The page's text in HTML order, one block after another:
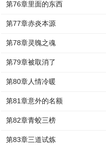
第76章里面的东西
第77章赤炎本源
第78章灵魄之魂
第79章被取消了
第80章人情冷暖
第81章意外的名额
第82章青蛟三榜
第83章三道试炼